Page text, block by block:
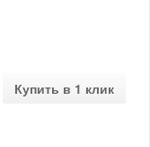
Купить в 1 клик